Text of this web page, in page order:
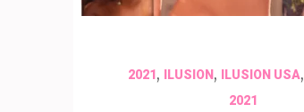
2021, ILUSION, ILUSION USA,
2021